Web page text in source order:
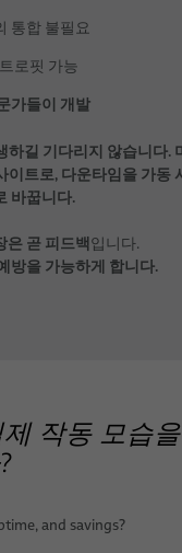
통합 불필요
로핏 가능
가들이 개발
하길 기다리지 않습니다.
이트로, 다운타임을 가동
바꿉니다.
은 곧 피드백 입니다.
방을 가능하게 합니다.
제 작동 모습
and savings?